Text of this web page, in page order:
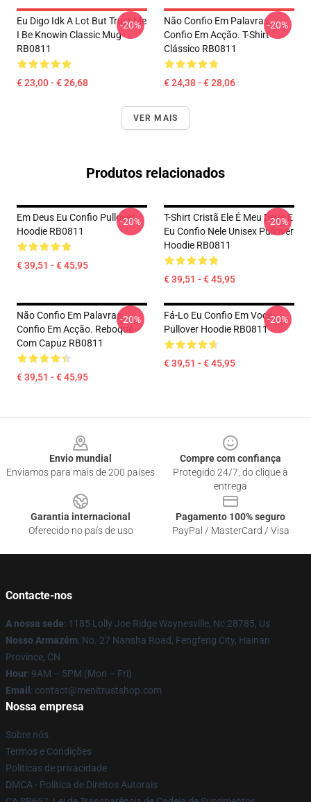
Eu Digo Idk A Lot But Trust Me
I Be Knowin Classic Mug
RB0811
€ 23,00 - € 26,68
-20%
Não Confio Em Palavras,
Confio Em Acção. T-Shirt
Clássico RB0811
€ 24,38 - € 28,06
-20%
VER MAIS
Produtos relacionados
Em Deus Eu Confio Pullover
Hoodie RB0811
€ 39,51 - € 45,95
-20%
T-Shirt Cristã Ele É Meu Deus E
Eu Confio Nele Unisex Pullover
Hoodie RB0811
€ 39,51 - € 45,95
-20%
Não Confio Em Palavras,
Confio Em Acção. Reboque
Com Capuz RB0811
€ 39,51 - € 45,95
-20%
Fá-Lo Eu Confio Em Você -
Pullover Hoodie RB0811
€ 39,51 - € 45,95
-20%
Envio mundial
Enviamos para mais de 200 países
Compre com confiança
Protegido 24/7, do clique à
entrega
Garantia internacional
Oferecido no país de uso
Pagamento 100% seguro
PayPal / MasterCard / Visa
Contacte-nos
A nossa sede: 1185 Lolly Joe Ridge Waynesville, Nc 28785, Us
Nosso Armazém: No. 27 Nansha Road, Fengfeng City, Hainan
Province, CN
Hour: 9AM – 5PM (Mon – Fri)
Email : contact@menitrustshop.com
Nossa empresa
Sobre nós
Termos e Condições
Políticas de privacidade
DMCA - Política de Direitos Autorais